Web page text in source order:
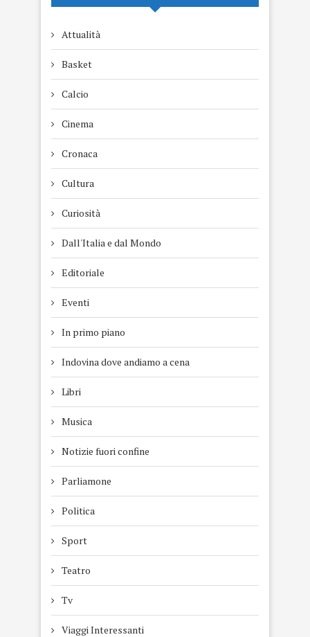
Attualità
Basket
Calcio
Cinema
Cronaca
Cultura
Curiosità
Dall'Italia e dal Mondo
Editoriale
Eventi
In primo piano
Indovina dove andiamo a cena
Libri
Musica
Notizie fuori confine
Parliamone
Politica
Sport
Teatro
Tv
Viaggi Interessanti